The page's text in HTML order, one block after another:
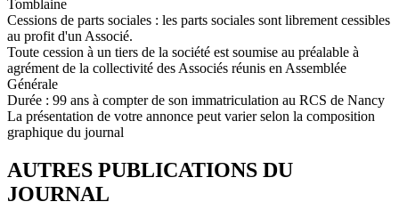
Tomblaine
Cessions de parts sociales : les parts sociales sont librement cessibles
au profit d'un Associé.
Toute cession à un tiers de la société est soumise au préalable à
agrément de la collectivité des Associés réunis en Assemblée
Générale
Durée : 99 ans à compter de son immatriculation au RCS de Nancy
La présentation de votre annonce peut varier selon la composition
graphique du journal
AUTRES PUBLICATIONS DU
JOURNAL